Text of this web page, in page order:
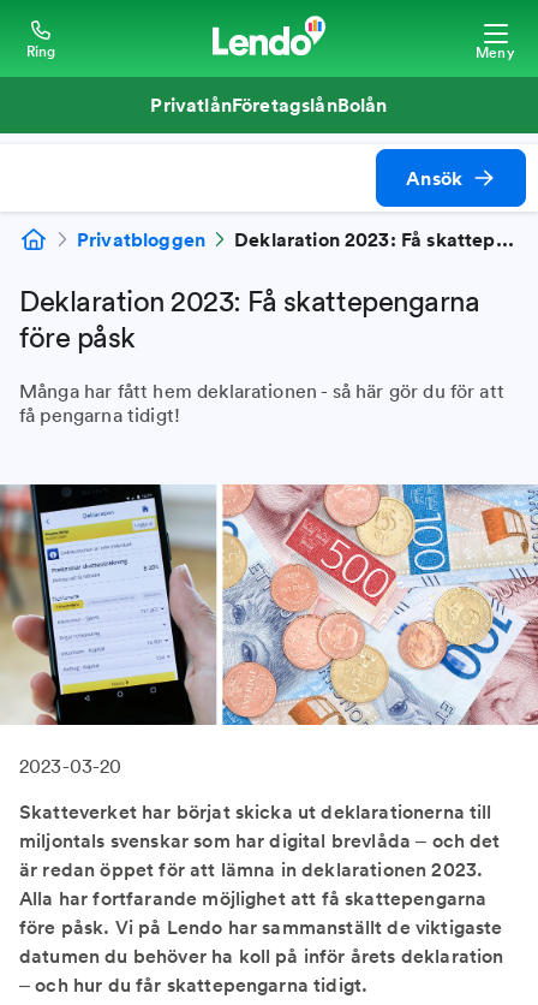
Ring Meny
PrivatlånFöretagslånBolån
Ansök
Privatbloggen Deklaration 2023: Få skattepengarna före påsk
Deklaration 2023: Få skattepengarna
före påsk
Många har fått hem deklarationen - så här gör du för att
få pengarna tidigt!
2023-03-20
Skatteverket har börjat skicka ut deklarationerna till
miljontals svenskar som har digital brevlåda – och det
är redan öppet för att lämna in deklarationen 2023.
Alla har fortfarande möjlighet att få skattepengarna
före påsk. Vi på Lendo har sammanställt de viktigaste
datumen du behöver ha koll på inför årets deklaration
– och hur du får skattepengarna tidigt.